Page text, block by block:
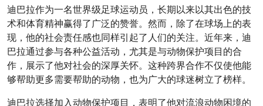
迪巴拉作为一名世界级足球运动员，长期以来以其出色的技
术和体育精神赢得了广泛的赞誉。然而，除了在球场上的表
现，他的社会责任感也同样引起了人们的关注。近年来，迪
巴拉通过参与各种公益活动，尤其是与动物保护项目的合
作，展示了他对社会的深厚关怀。这种跨界合作不仅使他能
够帮助更多需要帮助的动物，也为广大的球迷树立了榜样。
迪巴拉选择加入动物保护项目，表明了他对流浪动物困境的